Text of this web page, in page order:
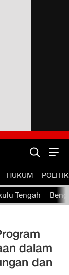
HUKUM POLITIK
Tengah
dalam
dan